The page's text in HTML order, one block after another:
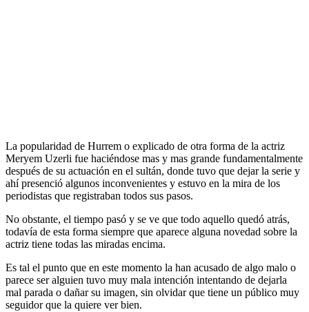
La popularidad de Hurrem o explicado de otra forma de la actriz
Meryem Uzerli fue haciéndose mas y mas grande fundamentalmente
después de su actuación en el sultán, donde tuvo que dejar la serie y
ahí presenció algunos inconvenientes y estuvo en la mira de los
periodistas que registraban todos sus pasos.
No obstante, el tiempo pasó y se ve que todo aquello quedó atrás,
todavía de esta forma siempre que aparece alguna novedad sobre la
actriz tiene todas las miradas encima.
Es tal el punto que en este momento la han acusado de algo malo o
parece ser alguien tuvo muy mala intención intentando de dejarla
mal parada o dañar su imagen, sin olvidar que tiene un público muy
seguidor que la quiere ver bien.